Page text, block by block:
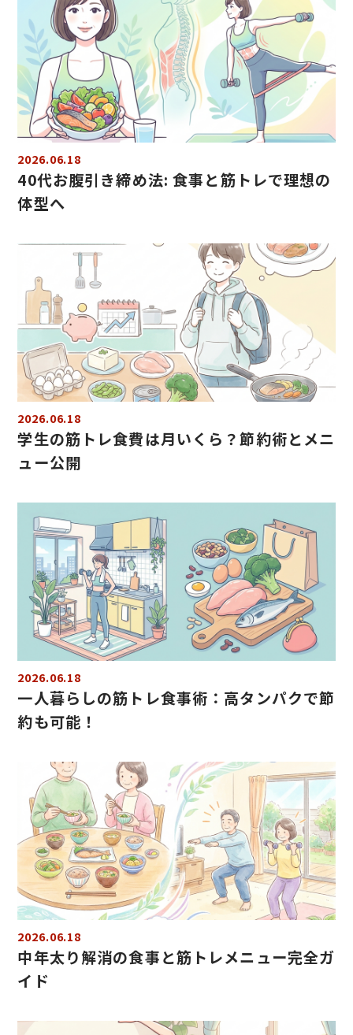
2026.06.18
40代お腹引き締め法: 食事と筋トレで理想の
体型へ
2026.06.18
学生の筋トレ食費は月いくら？節約術とメニ
ュー公開
2026.06.18
一人暮らしの筋トレ食事術：高タンパクで節
約も可能！
2026.06.18
中年太り解消の食事と筋トレメニュー完全ガ
イド